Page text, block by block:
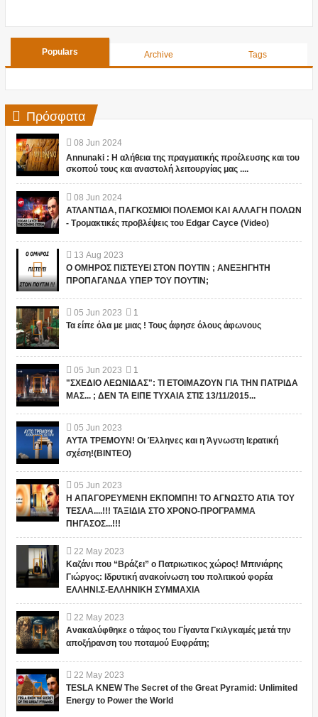
Populars Archive Tags
Πρόσφατα
08 Jun 2024
Annunaki : Η αλήθεια της πραγματικής προέλευσης και του
σκοπού τους και αναστολή λειτουργίας μας ....
08 Jun 2024
ΑΤΛΑΝΤΙΔΑ, ΠΑΓΚΟΣΜΙΟΙ ΠΟΛΕΜΟΙ ΚΑΙ ΑΛΛΑΓΗ ΠΟΛΩΝ
- Τρομακτικές προβλέψεις του Edgar Cayce (Video)
13 Aug 2023
Ο ΟΜΗΡΟΣ ΠΙΣΤΕΥΕΙ ΣΤΟΝ ΠΟΥΤΙΝ ; ΑΝΕΞΗΓΗΤΗ
ΠΡΟΠΑΓΑΝΔΑ ΥΠΕΡ ΤΟΥ ΠΟΥΤΙΝ;
05 Jun 2023
1
Τα είπε όλα με μιας ! Τους άφησε όλους άφωνους
05 Jun 2023
1
"ΣΧΕΔΙΟ ΛΕΩΝΙΔΑΣ": ΤΙ ΕΤΟΙΜΑΖΟΥΝ ΓΙΑ ΤΗΝ ΠΑΤΡΙΔΑ
ΜΑΣ... ; ΔΕΝ ΤΑ ΕΙΠΕ ΤΥΧΑΙΑ ΣΤΙΣ 13/11/2015...
05 Jun 2023
ΑΥΤΑ ΤΡΕΜΟΥΝ! Οι Έλληνες και η Άγνωστη Ιερατική
σχέση!(ΒΙΝΤΕΟ)
05 Jun 2023
Η ΑΠΑΓΟΡΕΥΜΕΝΗ ΕΚΠΟΜΠΗ! ΤΟ ΑΓΝΩΣΤΟ ΑΤΙΑ ΤΟΥ
ΤΕΣΛΑ....!!! ΤΑΞΙΔΙΑ ΣΤΟ ΧΡΟΝΟ-ΠΡΟΓΡΑΜΜΑ
ΠΗΓΑΣΟΣ...!!!
22 May 2023
Καζάνι που “Βράζει” ο Πατριωτικος χώρος! Μπινιάρης
Γιώργος: Ιδρυτική ανακοίνωση του πολιτικού φορέα
ΕΛΛΗΝΙ.Σ-ΕΛΛΗΝΙΚΗ ΣΥΜΜΑΧΙΑ
22 May 2023
Ανακαλύφθηκε ο τάφος του Γίγαντα Γκιλγκαμές μετά την
αποξήρανση του ποταμού Ευφράτη;
22 May 2023
TESLA KNEW The Secret of the Great Pyramid: Unlimited
Energy to Power the World